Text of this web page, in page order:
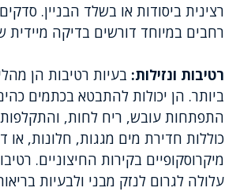
רצינית ביסודות או בשלד הבניין.
רחבים במיוחד דורשים בדיקה
רטיבות ונזילות: בעיות רטיבות הן
ביותר. הן יכולות להתבטא בכתמים
התפתחות עובש, ריח לחות,
כוללות חדירת מים מגגות, חלונות, או
מיקרוסקופיים בקירות החיצוניים.
עלולה לגרום לנזק מבני ולבעיות